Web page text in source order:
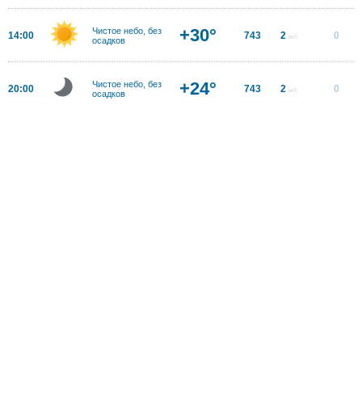
14:00
Чистое небо, без
осадков
+30° 743 2 м/с 0
20:00
Чистое небо, без
осадков
+24° 743 2 м/с 0